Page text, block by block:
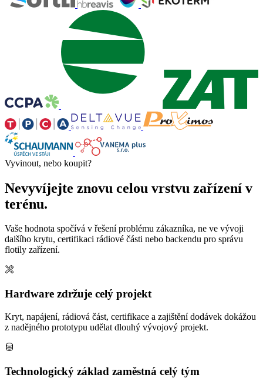
Vyvinout, nebo koupit?
Nevyvíjejte znovu celou vrstvu zařízení v
terénu.
Vaše hodnota spočívá v řešení problému zákazníka, ne ve vývoji
dalšího krytu, certifikaci rádiové části nebo backendu pro správu
flotily zařízení.
Hardware zdržuje celý projekt
Kryt, napájení, rádiová část, certifikace a zajištění dodávek dokážou
z nadějného prototypu udělat dlouhý vývojový projekt.
Technologický základ zaměstná celý tým